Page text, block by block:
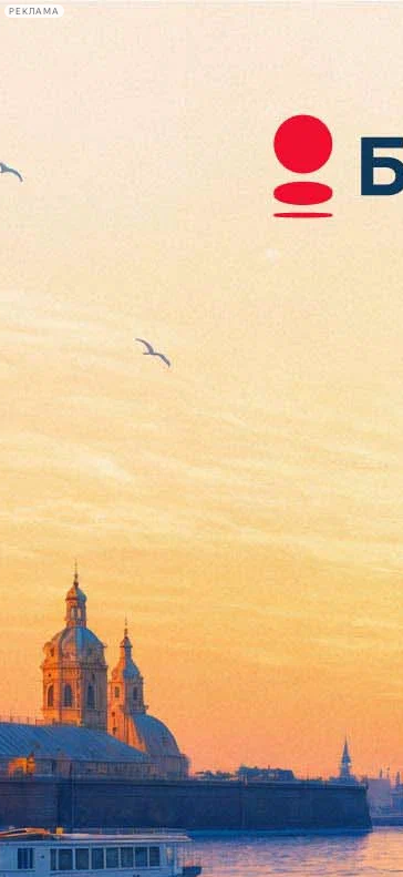
РЕКЛАМА
лекции
книги
Российские акробатки
01 февраля 2016,
Российская женская акробатическая группа
На фестивале "Цирк завтрашнего дня", который
президента Франции. Генеральный директор
Группа Сокова носит название "Выше облаков".
коллектив чисто женский, в него входит семь